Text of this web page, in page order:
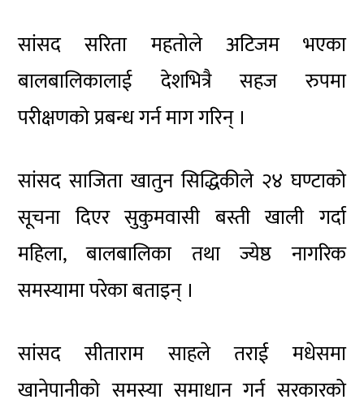
सांसद सरिता महतोले अटिजम भएका
बालबालिकालाई देशभित्रै सहज रुपमा
परीक्षणको प्रबन्ध गर्न माग गरिन् ।
सांसद साजिता खातुन सिद्धिकीले २४ घण्टाको
सूचना दिएर सुकुमवासी बस्ती खाली गर्दा
महिला, बालबालिका तथा ज्येष्ठ नागरिक
समस्यामा परेका बताइन् ।
सांसद सीताराम साहले तराई मधेसमा
खानेपानीको समस्या समाधान गर्न सरकारको